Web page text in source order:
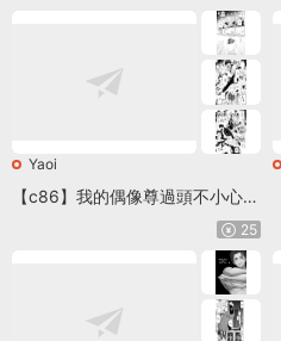
Yaoi
【c86】我的偶像尊過頭不小心中
25